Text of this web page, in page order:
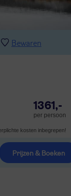
Bewaren
1361,-
per persoon
kosten inbegrepen!
Prijzen & Boeken